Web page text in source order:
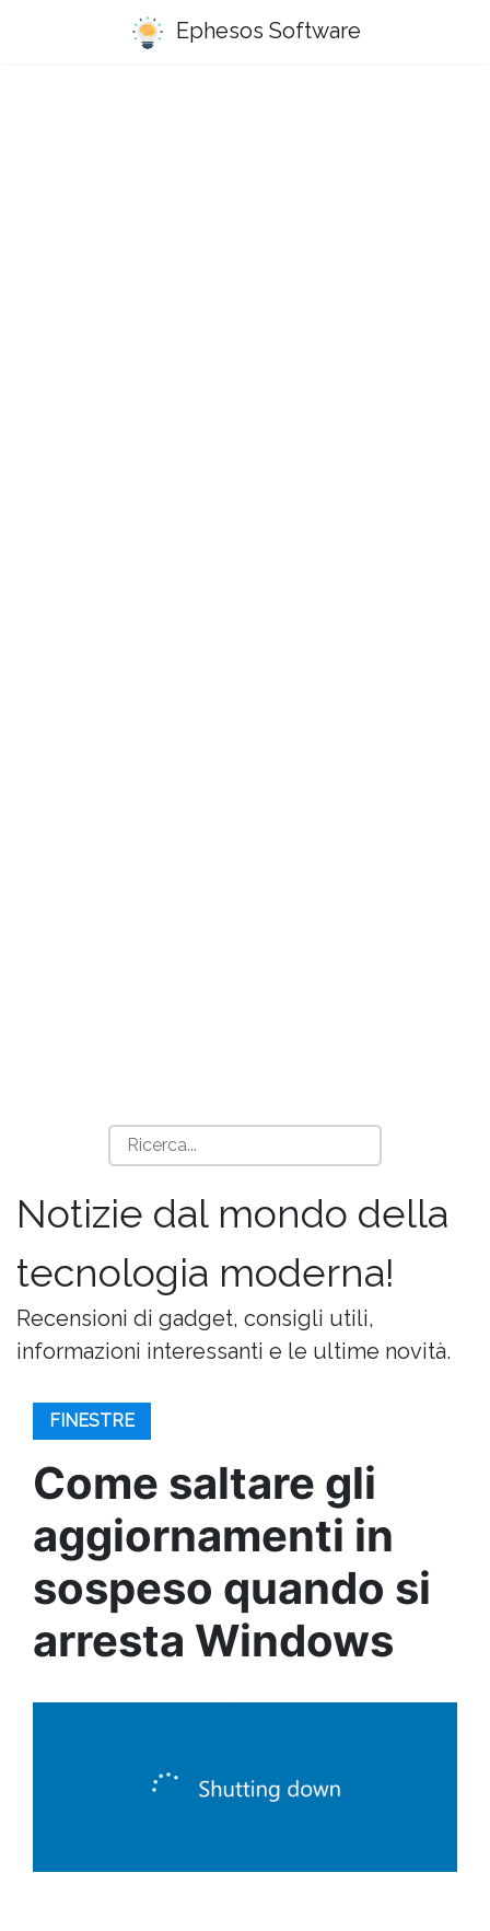
Ephesos Software
Notizie dal mondo della
tecnologia moderna!
Recensioni di gadget, consigli utili,
informazioni interessanti e le ultime novità.
FINESTRE
Come saltare gli
aggiornamenti in
sospeso quando si
arresta Windows